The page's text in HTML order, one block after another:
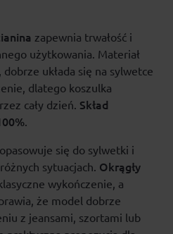
zapewnia trwałość i
użytkowania. Materiał
układa się na sylwetce
dlatego koszulka
cały dzień. Skład
.
się do sylwetki i
sytuacjach. Okrągły
wykończenie, a
że model dobrze
z jeansami, szortami lub